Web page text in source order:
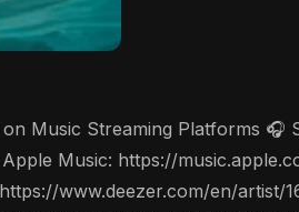
Music Streaming Platforms
Music: https://
www.deezer.com/en/artist/